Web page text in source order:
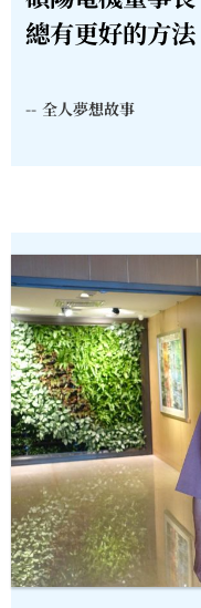
總有更好的方法
-- 全人夢想故事